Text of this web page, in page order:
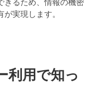
実現します。
利用で知っ